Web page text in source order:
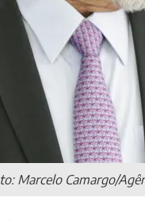
Marcelo Camargo/